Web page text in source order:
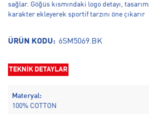
sağlar. Göğüs kısmındaki logo detayı,
karakter ekleyerek sportif tarzını öne çıkarır
ÜRÜN KODU: 6SM5069.BK
TEKNİK DETAYLAR
Materyal:
100% COTTON